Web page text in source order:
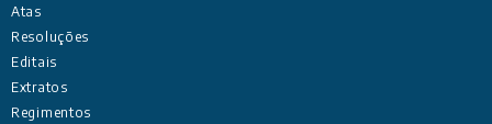
Atas
Resoluções
Editais
Extratos
Regimentos